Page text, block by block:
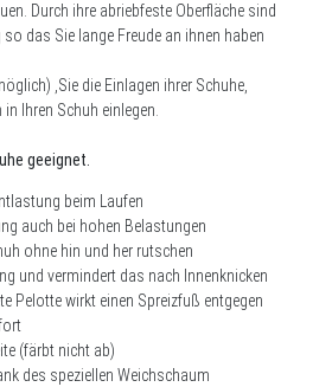
Durch ihre abriebfeste Oberfläche sind
das Sie lange Freude an ihnen haben
,Sie die Einlagen ihrer Schuhe,
Ihren Schuh einlegen.
geeignet.
beim Laufen
auch bei hohen Belastungen
ohne hin und her rutschen
und vermindert das nach Innenknicken
Pelotte wirkt einen Spreizfuß entgegen
(färbt nicht ab)
des speziellen Weichschaum